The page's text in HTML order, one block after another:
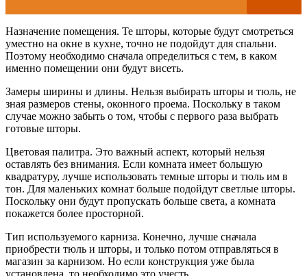
Назначение помещения. Те шторы, которые будут смотреться
уместно на окне в кухне, точно не подойдут для спальни.
Поэтому необходимо сначала определиться с тем, в каком
именно помещении они будут висеть.
Замеры ширины и длины. Нельзя выбирать шторы и тюль, не
зная размеров стены, оконного проема. Поскольку в таком
случае можно забыть о том, чтобы с первого раза выбрать
готовые шторы.
Цветовая палитра. Это важный аспект, который нельзя
оставлять без внимания. Если комната имеет большую
квадратуру, лучше использовать темные шторы и тюль им в
тон. Для маленьких комнат больше подойдут светлые шторы.
Поскольку они будут пропускать больше света, а комната
покажется более просторной.
Тип используемого карниза. Конечно, лучше сначала
приобрести тюль и шторы, и только потом отправляться в
магазин за карнизом. Но если конструкция уже была